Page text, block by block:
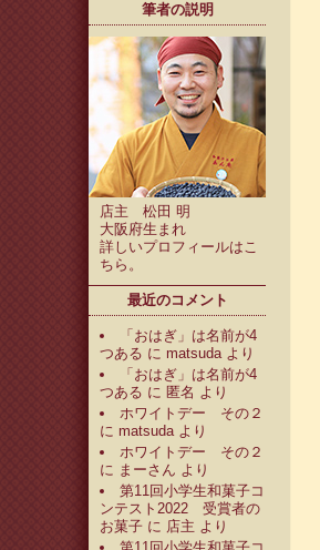
筆者の説明
店主 松田 明
大阪府生まれ
詳しいプロフィールはこ
ちら 。
最近のコメント
「おはぎ」は名前が4
つある に matsudaより
「おはぎ」は名前が4
つある に 匿名 より
ホワイトデー その２
に matsudaより
ホワイトデー その２
に まーさん より
第11回小学生和菓子コ
ンテスト2022 受賞者の
お菓子 に 店主 より